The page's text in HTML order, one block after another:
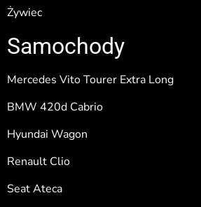
Żywiec
Samochody
Mercedes Vito Tourer Extra Long
BMW 420d Cabrio
Hyundai Wagon
Renault Clio
Seat Ateca